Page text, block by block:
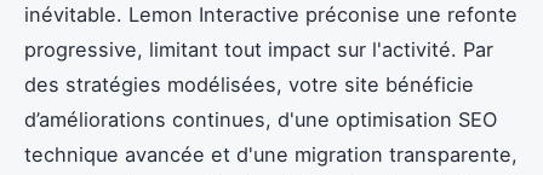
inévitable. Lemon Interactive préconise une refonte
progressive, limitant tout impact sur l'activité. Par
des stratégies modélisées, votre site bénéficie
d’améliorations continues, d'une optimisation SEO
technique avancée et d'une migration transparente,